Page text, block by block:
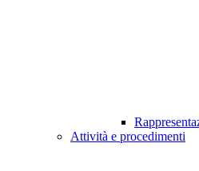
Attività e procedimenti